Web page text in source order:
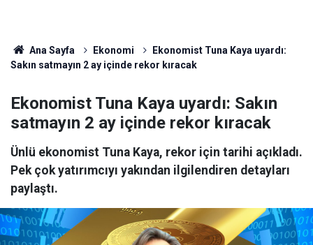
Ana Sayfa Ekonomi
Ekonomist Tuna Kaya uyardı:
Sakın satmayın 2 ay içinde rekor kıracak
Ekonomist Tuna Kaya uyardı: Sakın
satmayın 2 ay içinde rekor kıracak
Ünlü ekonomist Tuna Kaya, rekor için tarihi açıkladı.
Pek çok yatırımcıyı yakından ilgilendiren detayları
paylaştı.